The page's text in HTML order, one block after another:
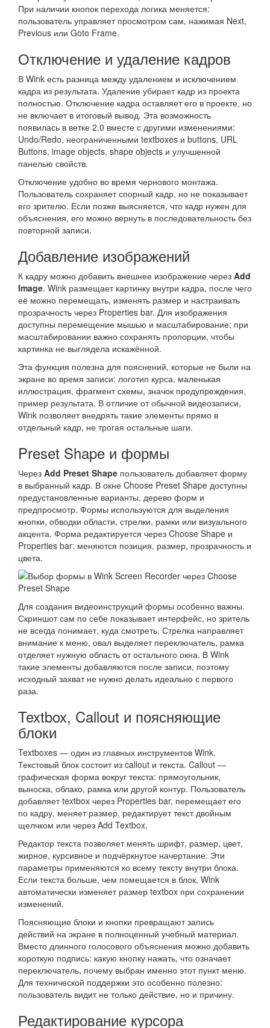
При наличии кнопок перехода логика меняется:
пользователь управляет просмотром сам, нажимая Next,
Previous или Goto Frame.
Отключение и удаление кадров
В Wink есть разница между удалением и исключением
кадра из результата. Удаление убирает кадр из проекта
полностью. Отключение кадра оставляет его в проекте, но
не включает в итоговый вывод. Эта возможность
появилась в ветке 2.0 вместе с другими изменениями:
Undo/Redo, неограниченными textboxes и buttons, URL
Buttons, image objects, shape objects и улучшенной
панелью свойств.
Отключение удобно во время чернового монтажа.
Пользователь сохраняет спорный кадр, но не показывает
его зрителю. Если позже выясняется, что кадр нужен для
объяснения, его можно вернуть в последовательность без
повторной записи.
Добавление изображений
К кадру можно добавить внешнее изображение через Add
Image. Wink размещает картинку внутри кадра, после чего
её можно перемещать, изменять размер и настраивать
прозрачность через Properties bar. Для изображения
доступны перемещение мышью и масштабирование; при
масштабировании важно сохранять пропорции, чтобы
картинка не выглядела искажённой.
Эта функция полезна для пояснений, которые не были на
экране во время записи: логотип курса, маленькая
иллюстрация, фрагмент схемы, значок предупреждения,
пример результата. В отличие от обычной видеозаписи,
Wink позволяет внедрять такие элементы прямо в
отдельный кадр, не трогая остальные шаги.
Preset Shape и формы
Через Add Preset Shape пользователь добавляет форму
в выбранный кадр. В окне Choose Preset Shape доступны
предустановленные варианты, дерево форм и
предпросмотр. Формы используются для выделения
кнопки, обводки области, стрелки, рамки или визуального
акцента. Форма редактируется через Choose Shape и
Properties bar: меняются позиция, размер, прозрачность и
цвета.
Для создания видеоинструкций формы особенно важны.
Скриншот сам по себе показывает интерфейс, но зритель
не всегда понимает, куда смотреть. Стрелка направляет
внимание к меню, овал выделяет переключатель, рамка
отделяет нужную область от остального окна. В Wink
такие элементы добавляются после записи, поэтому
исходный захват не нужно делать идеально с первого
раза.
Textbox, Callout и поясняющие
блоки
Textboxes — один из главных инструментов Wink.
Текстовый блок состоит из callout и текста. Callout —
графическая форма вокруг текста: прямоугольник,
выноска, облако, рамка или другой контур. Пользователь
добавляет textbox через Properties bar, перемещает его
по кадру, меняет размер, редактирует текст двойным
щелчком или через Add Textbox.
Редактор текста позволяет менять шрифт, размер, цвет,
жирное, курсивное и подчёркнутое начертание. Эти
параметры применяются ко всему тексту внутри блока.
Если текста больше, чем помещается в блок, Wink
автоматически изменяет размер textbox при сохранении
изменений.
Поясняющие блоки и кнопки превращают запись
действий на экране в полноценный учебный материал.
Вместо длинного голосового объяснения можно добавить
короткую подпись: какую кнопку нажать, что означает
переключатель, почему выбран именно этот пункт меню.
Для технической поддержки это особенно полезно:
пользователь видит не только действие, но и причину.
Редактирование курсора